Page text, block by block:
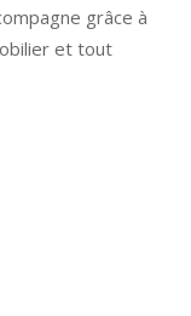
grâce à
et tout